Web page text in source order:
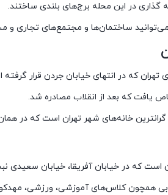
گذاری در این محله‌ برج‌های بلندی ساختند.
ساختمان‌ها و مجتمع‌های تجاری و
تهران که در انتهای خیابان جردن قرار
شهر تهران است که در همان زمان دارای ارزش 15
است که در خیابان آفریقا، خیابان سعیدی
همچون کلاس‌های آموزشی، ورزشی،